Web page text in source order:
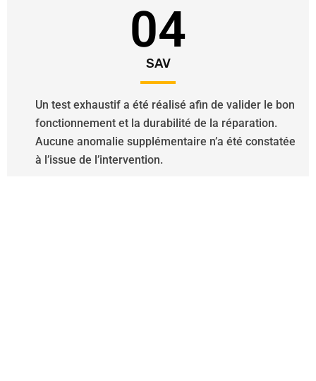
04
SAV
Un test exhaustif a été réalisé afin de valider le bon
fonctionnement et la durabilité de la réparation.
Aucune anomalie supplémentaire n’a été constatée
à l’issue de l’intervention.